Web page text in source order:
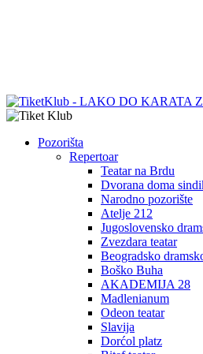
Pozorišta
Repertoar
Teatar na Brdu
Dvorana doma
Narodno pozorište
Atelje 212
Jugoslovensko
Zvezdara teatar
Beogradsko
Boško Buha
AKADEMIJA 28
Madlenianum
Odeon teatar
Slavija
Dorćol platz